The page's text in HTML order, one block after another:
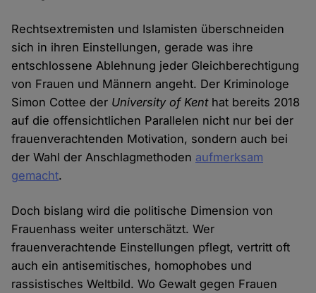
Rechtsextremisten und Islamisten überschneiden
sich in ihren Einstellungen, gerade was ihre
entschlossene Ablehnung jeder Gleichberechtigung
von Frauen und Männern angeht. Der Kriminologe
Simon Cottee der University of Kenthat bereits 2018
auf die offensichtlichen Parallelen nicht nur bei der
frauenverachtenden Motivation, sondern auch bei
der Wahl der Anschlagmethoden aufmerksam
gemacht.
Doch bislang wird die politische Dimension von
Frauenhass weiter unterschätzt. Wer
frauenverachtende Einstellungen pflegt, vertritt oft
auch ein antisemitisches, homophobes und
rassistisches Weltbild. Wo Gewalt gegen Frauen